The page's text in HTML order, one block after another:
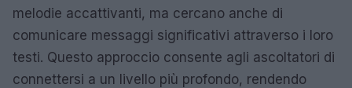
melodie accattivanti, ma cercano anche di
comunicare messaggi significativi attraverso i loro
testi. Questo approccio consente agli ascoltatori di
connettersi a un livello più profondo, rendendo